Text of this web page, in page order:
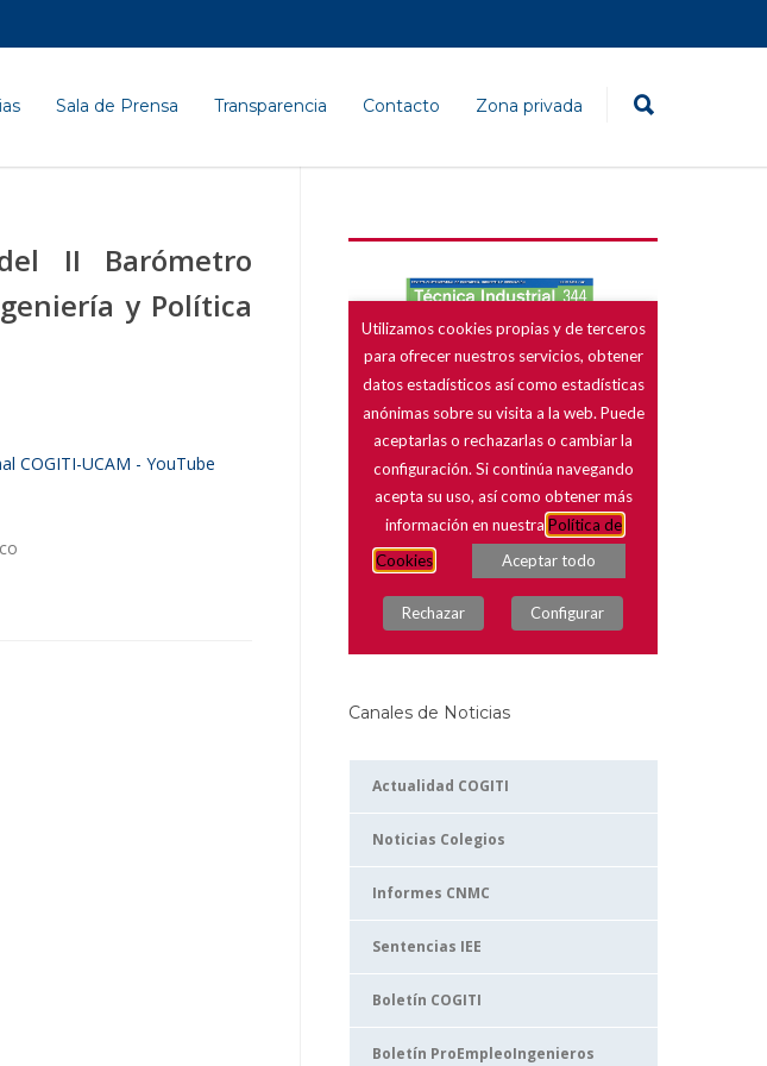
Sala de Prensa Transparencia Contacto Zona privada
II Barómetro
y Política
COGITI-UCAM - YouTube
Canales de Noticias
Actualidad COGITI
Noticias Colegios
Informes CNMC
Sentencias IEE
Boletín COGITI
Boletín ProEmpleoIngenieros